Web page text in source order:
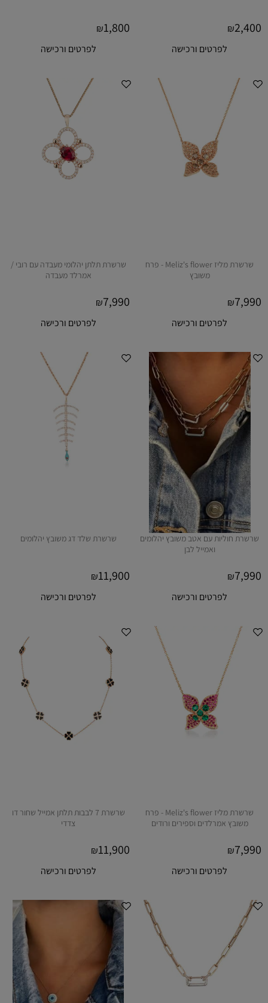
₪2,400
לפרטים ורכישה
₪1,800
לפרטים ורכישה
שרשרת מליז Meliz's flower - פרח
משובץ
₪7,990
לפרטים ורכישה
שרשרת תלתן יהלומי מעבדה עם רובי /
אמרלד מעבדה
₪7,990
לפרטים ורכישה
שרשרת חוליות עם אטב משובץ יהלומים
ואמייל לבן
₪7,990
לפרטים ורכישה
שרשרת שלד דג משובץ יהלומים
₪11,900
לפרטים ורכישה
שרשרת מליז Meliz's flower - פרח
משובץ אמרלדים וספירים ורודים
₪7,990
לפרטים ורכישה
שרשרת 7 לבבות תלתן אמייל שחור דו
צדדי
₪11,900
לפרטים ורכישה